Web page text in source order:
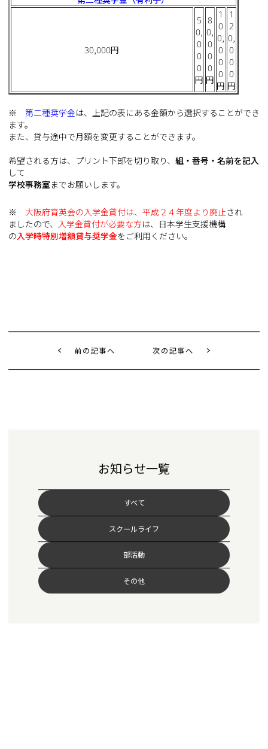
30,000円
5
0,
0
0
0
円
8
0,
0
0
0
円
1
0
0,
0
0
0
円
1
2
0,
0
0
0
円
※ 第二種奨学金は、上記の表にある金額から選択することができ
ます。
また、貸与途中で月額を変更することができます。
希望される方は、プリント下部を切り取り、 組・番号・名前を記入
して
学校事務室までお願いします。
※ 大阪府育英会の入学金貸付は、平成２４年度より廃止され
ましたので、 入学金貸付が必要な方は、日本学生支援機構
の入学時特別増額貸与奨学金をご利用ください。
前の記事へ 次の記事へ
お知らせ一覧
すべて
スクールライフ
部活動
その他